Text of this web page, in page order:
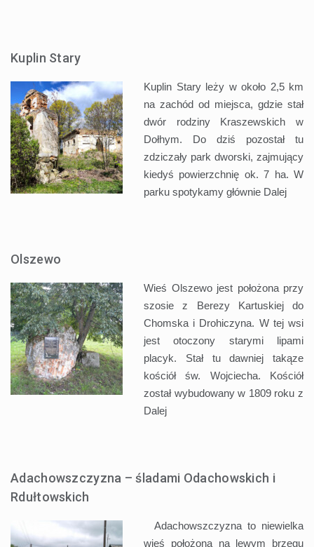
Kuplin Stary
Kuplin Stary leży w około 2,5 km
na zachód od miejsca, gdzie stał
dwór rodziny Kraszewskich w
Dołhym. Do dziś pozostał tu
zdziczały park dworski, zajmujący
kiedyś powierzchnię ok. 7 ha. W
parku spotykamy głównie Dalej
Olszewo
Wieś Olszewo jest położona przy
szosie z Berezy Kartuskiej do
Chomska i Drohiczyna. W tej wsi
jest otoczony starymi lipami
placyk. Stał tu dawniej takąze
kościół św. Wojciecha. Kościół
został wybudowany w 1809 roku z
Dalej
Adachowszczyzna – śladami Odachowskich i
Rdułtowskich
Adachowszczyzna to niewielka
wieś położona na lewym brzegu